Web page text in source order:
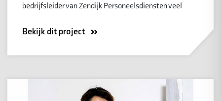
bedrijfsleider van Zendijk Personeelsdiensten veel
Bekijk dit project